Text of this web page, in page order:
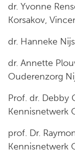
dr. Yvonne
Korsakov,
dr. Hanneke
dr. Annette
Ouderenzorg
Prof. dr. Debby
Kennisnetwerk
prof. Dr.
Kennisnetwerk